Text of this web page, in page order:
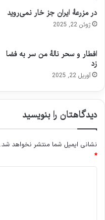
در مزرعهٔ ایران جز خار نمی‌روید
ژوئن 22, 2025
افطار و سحر نالهٔ من سر به فضا
زد
آوریل 22, 2025
دیدگاهتان را بنویسید
نشانی ایمیل شما منتشر نخواهد شد.
*